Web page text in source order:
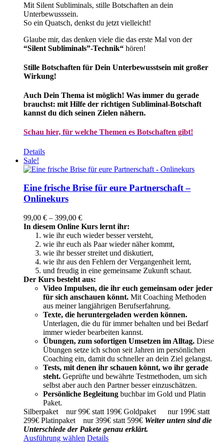
Mit Silent Subliminals, stille Botschaften an dein
Unterbewusssein.
So ein Quatsch, denkst du jetzt vielleicht!
Glaube mir, das denken viele die das erste Mal von der
“Silent Subliminals”-Technik“ hören!
Stille Botschaften für Dein Unterbewusstsein mit großer
Wirkung!
Auch Dein Thema ist möglich! Was immer du gerade
brauchst: mit Hilfe der richtigen Subliminal-Botschaft
kannst du dich seinen Zielen nähern.
Schau hier, für welche Themen es Botschaften gibt!
Details
Sale!
Eine frische Brise für eure Partnerschaft –
Onlinekurs
99,00 € – 399,00 €Preisspanne:
99,00 €
bis
399,00 €
In diesem Online Kurs lernt ihr:
wie ihr euch wieder besser versteht,
wie ihr euch als Paar wieder näher kommt,
wie ihr besser streitet und diskutiert,
wie ihr aus den Fehlern der Vergangenheit lernt,
und freudig in eine gemeinsame Zukunft schaut.
Der Kurs besteht aus:
Video Impulsen, die ihr euch gemeinsam oder jeder
für sich anschauen könnt. Mit Coaching Methoden
aus meiner langjährigen Berufserfahrung.
Texte, die heruntergeladen werden können.
Unterlagen, die du für immer behalten und bei Bedarf
immer wieder bearbeiten kannst.
Übungen, zum sofortigen Umsetzen im Alltag. Diese
Übungen setze ich schon seit Jahren im persönlichen
Coaching ein, damit du schneller an dein Ziel gelangst.
Tests, mit denen ihr schauen könnt, wo ihr gerade
steht. Geprüfte und bewährte Testmethoden, um sich
selbst aber auch den Partner besser einzuschätzen.
Persönliche Begleitung buchbar im Gold und Platin
Paket.
Silberpaket nur 99€ statt 199€ Goldpaket nur 199€ statt
299€ Platinpaket nur 399€ statt 599€ Weiter unten sind die
Unterschiede der Pakete genau erklärt.
Ausführung wählen Dieses
Details